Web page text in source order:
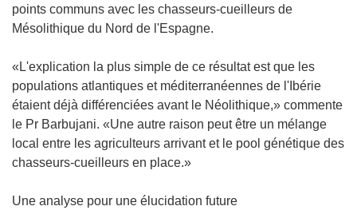
points communs avec les chasseurs-cueilleurs de
Mésolithique du Nord de l'Espagne.
«L'explication la plus simple de ce résultat est que les
populations atlantiques et méditerranéennes de l'Ibérie
étaient déjà différenciées avant le Néolithique,» commente
le Pr Barbujani. «Une autre raison peut être un mélange
local entre les agriculteurs arrivant et le pool génétique des
chasseurs-cueilleurs en place.»
Une analyse pour une élucidation future